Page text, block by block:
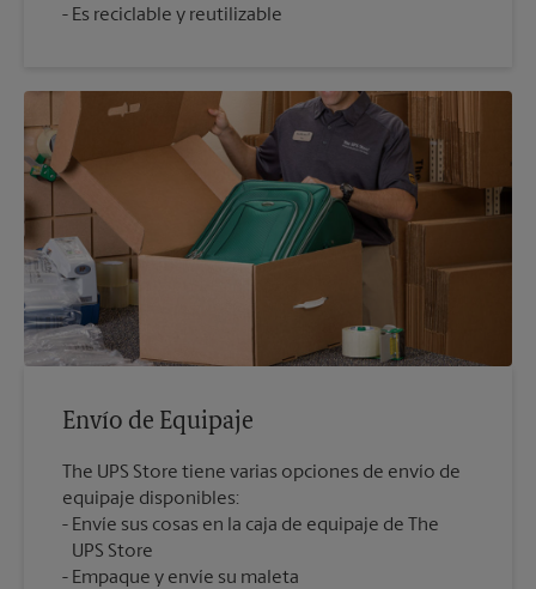
Es reciclable y reutilizable
Envío de Equipaje
The UPS Store tiene varias opciones de envío de
equipaje disponibles:
Envíe sus cosas en la caja de equipaje de The
UPS Store
Empaque y envíe su maleta